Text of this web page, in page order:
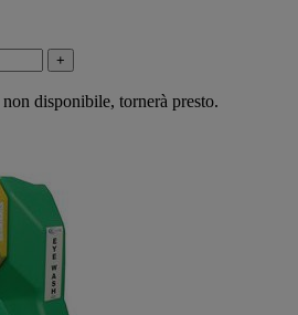
+
disponibile, tornerà presto.